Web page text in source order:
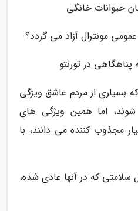
حیوانات خانگی
مونترال آزاد می گردد؟
بسیاری از مردم عاشق ویژگی
اما همین ویژگی های
مجذوب کننده می دانند، با
که در آنها عادی شده،